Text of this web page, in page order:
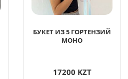
БУКЕТ ИЗ 5 ГОРТЕНЗИЙ
МОНО
17200 KZT